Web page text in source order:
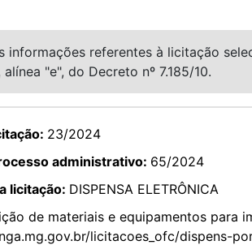
informações referentes à licitação
"e", do Decreto nº 7.185/10.
23/2024
administrativo: 65/2024
licitação: DISPENSA ELETRÔNICA
de materiais e equipamentos para
licitacoes_ofc/dispens-